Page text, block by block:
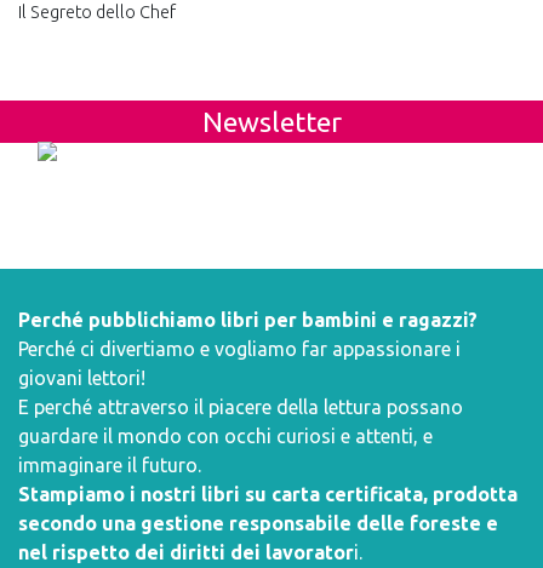
Il Segreto dello Chef
Newsletter
Perché pubblichiamo libri per bambini e ragazzi?
Perché ci divertiamo e vogliamo far appassionare i
giovani lettori!
E perché attraverso il piacere della lettura possano
guardare il mondo con occhi curiosi e attenti, e
immaginare il futuro.
Stampiamo i nostri libri su carta certificata, prodotta
secondo una gestione responsabile delle foreste e
nel rispetto dei diritti dei lavoratori.